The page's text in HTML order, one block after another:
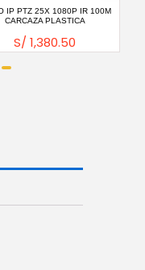
IP PTZ 25X 1080P IR 100M
CARCAZA PLASTICA
S/1,380.50